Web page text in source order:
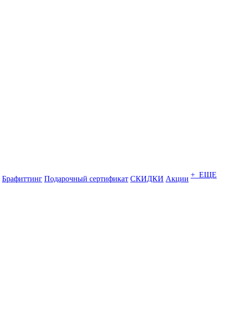
Брафиттинг Подарочный сертификат СКИДКИ Акции + ЕЩЕ